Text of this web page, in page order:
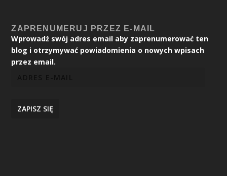
ZAPRENUMERUJ PRZEZ E-MAIL
Wprowadź swój adres email aby zaprenumerować ten
blog i otrzymywać powiadomienia o nowych wpisach
przez email.
ZAPISZ SIĘ